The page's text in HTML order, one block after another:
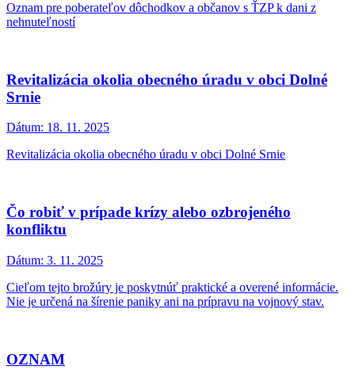
Oznam pre poberateľov dôchodkov a občanov s ŤZP k dani z
nehnuteľností
Revitalizácia okolia obecného úradu v obci Dolné
Srnie
Dátum: 18. 11. 2025
Revitalizácia okolia obecného úradu v obci Dolné Srnie
Čo robiť v prípade krízy alebo ozbrojeného
konfliktu
Dátum: 3. 11. 2025
Cieľom tejto brožúry je poskytnúť praktické a overené informácie.
Nie je určená na šírenie paniky ani na prípravu na vojnový stav.
OZNAM